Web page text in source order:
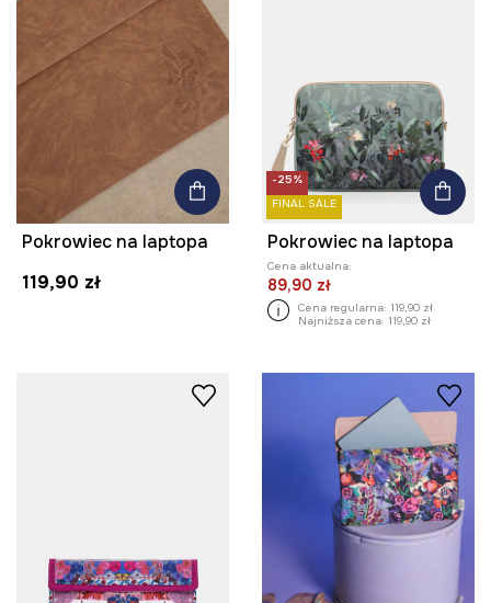
Pokrowiec na laptopa
119,90 zł
-25%
FINAL SALE
Pokrowiec na laptopa
Cena aktualna:
89,90 zł
Cena regularna: 119,90 zł
Najniższa cena: 119,90 zł